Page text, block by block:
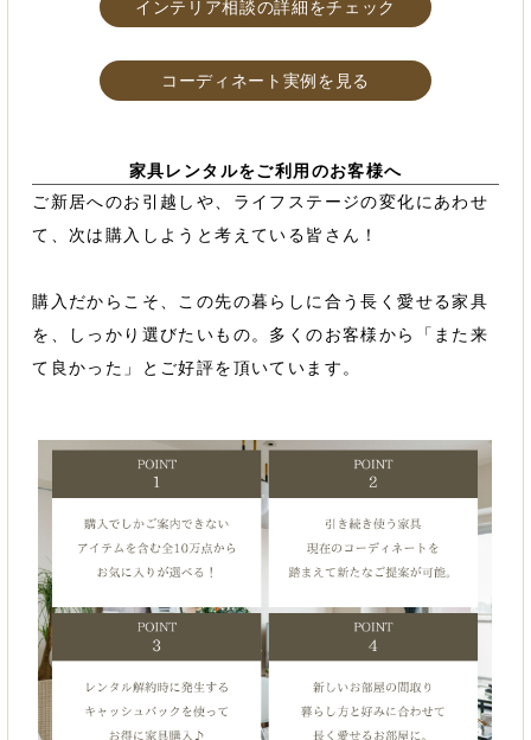
インテリア相談の詳細をチェック
コーディネート実例を見る
家具レンタルをご利用のお客様へ
ご新居へのお引越しや、ライフステージの変化にあわせ
て、次は購入しようと考えている皆さん！
購入だからこそ、この先の暮らしに合う長く愛せる家具
を、しっかり選びたいもの。多くのお客様から「また来
て良かった」とご好評を頂いています。